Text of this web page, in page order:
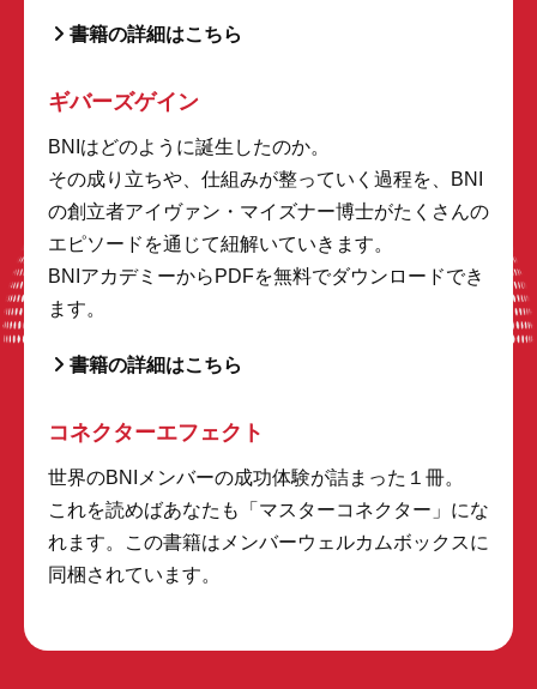
書籍の詳細はこちら
ギバーズゲイン
BNIはどのように誕生したのか。
その成り立ちや、仕組みが整っていく過程を、BNI
の創立者アイヴァン・マイズナー博士がたくさんの
エピソードを通じて紐解いていきます。
BNIアカデミーからPDFを無料でダウンロードでき
ます。
書籍の詳細はこちら
コネクターエフェクト
世界のBNIメンバーの成功体験が詰まった１冊。
これを読めばあなたも「マスターコネクター」にな
れます。この書籍はメンバーウェルカムボックスに
同梱されています。